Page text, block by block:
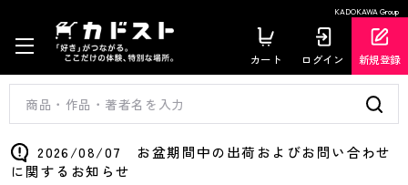
KADOKAWA Group
カート ログイン 新規登録
2026/08/07 お盆期間中の出荷およびお問い合わせ
に関するお知らせ